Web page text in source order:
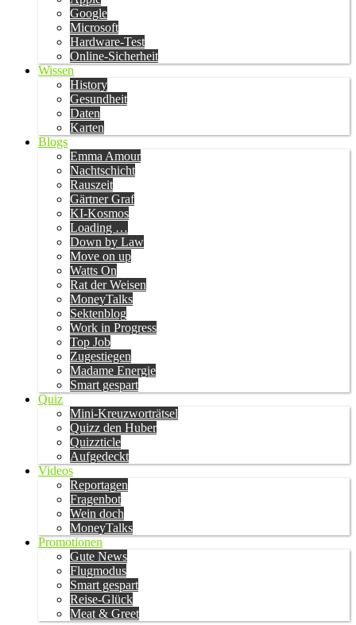
Google
Microsoft
Hardware-Test
Online-Sicherheit
Wissen
History
Gesundheit
Daten
Karten
Blogs
Emma Amour
Nachtschicht
Rauszeit
Gärtner Graf
KI-Kosmos
Loading …
Down by Law
Move on up
Watts On
Rat der Weisen
MoneyTalks
Sektenblog
Work in Progress
Top Job
Zugestiegen
Madame Energie
Smart gespart
Quiz
Mini-Kreuzworträtsel
Quizz den Huber
Quizzticle
Aufgedeckt
Videos
Reportagen
Fragenbot
Wein doch
MoneyTalks
Promotionen
Gute News
Flugmodus
Smart gespart
Reise-Glück
Meat & Greet